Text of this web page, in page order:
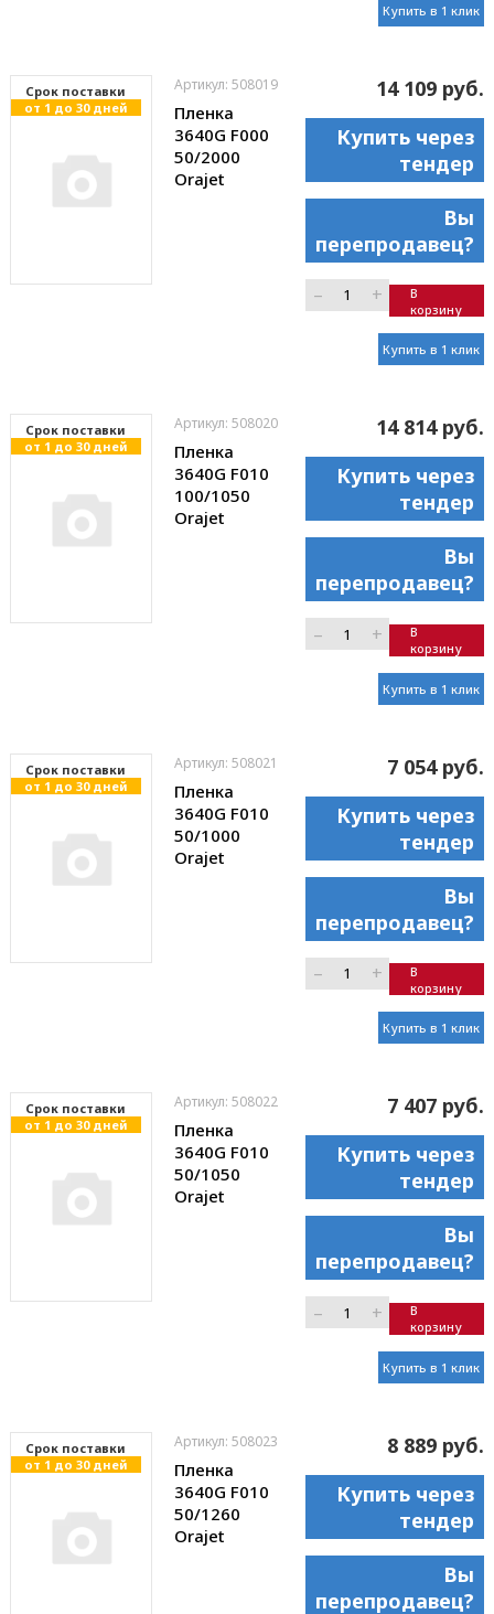
Купить в 1 клик
Cрок поставки
от 1 до 30 дней
Артикул: 508019
Пленка
3640G F000
50/2000
Orajet
14 109 руб.
Купить через
тендер
Вы
перепродавец?
– +
В
корзину
Купить в 1 клик
Cрок поставки
от 1 до 30 дней
Артикул: 508020
Пленка
3640G F010
100/1050
Orajet
14 814 руб.
Купить через
тендер
Вы
перепродавец?
– +
В
корзину
Купить в 1 клик
Cрок поставки
от 1 до 30 дней
Артикул: 508021
Пленка
3640G F010
50/1000
Orajet
7 054 руб.
Купить через
тендер
Вы
перепродавец?
– +
В
корзину
Купить в 1 клик
Cрок поставки
от 1 до 30 дней
Артикул: 508022
Пленка
3640G F010
50/1050
Orajet
7 407 руб.
Купить через
тендер
Вы
перепродавец?
– +
В
корзину
Купить в 1 клик
Cрок поставки
от 1 до 30 дней
Артикул: 508023
Пленка
3640G F010
50/1260
Orajet
8 889 руб.
Купить через
тендер
Вы
перепродавец?